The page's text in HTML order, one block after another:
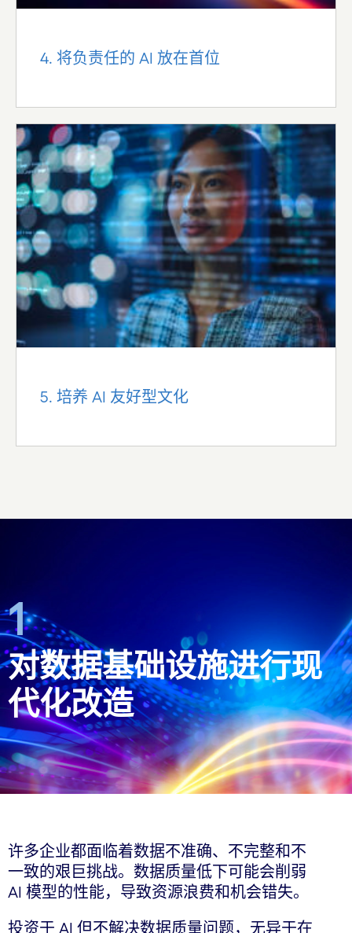
4. 将负责任的 AI 放在首位
5. 培养 AI 友好型文化
1
对数据基础设施进行现
代化改造
许多企业都面临着数据不准确、不完整和不
一致的艰巨挑战。数据质量低下可能会削弱
AI 模型的性能，导致资源浪费和机会错失。
投资于 AI 但不解决数据质量问题，无异于在